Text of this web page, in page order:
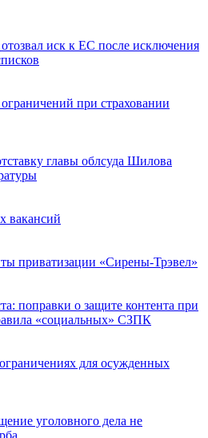
иск к ЕС после исключения
при страховании
главы облсуда Шилова
вакансий
приватизации «Сирены-Трэвел»
поправки о защите контента при
«социальных» СЗПК
для осужденных
уголовного дела не